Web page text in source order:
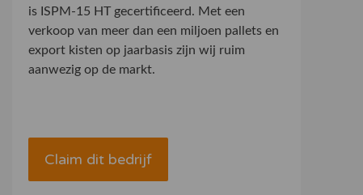
is ISPM-15 HT gecertificeerd. Met een
verkoop van meer dan een miljoen pallets en
export kisten op jaarbasis zijn wij ruim
aanwezig op de markt.
Claim dit bedrijf